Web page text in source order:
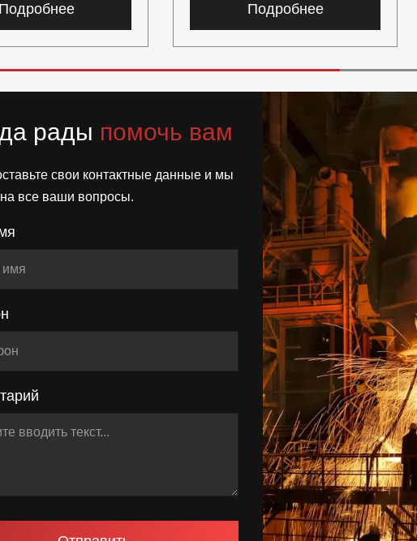
Подробнее Подробнее
рады помочь вам
свои контактные данные и мы
все ваши вопросы.